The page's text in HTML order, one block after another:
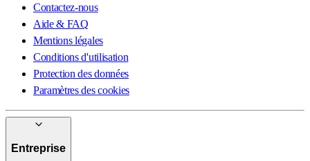
Contactez-nous
Aide & FAQ
Mentions légales
Conditions d'utilisation
Protection des données
Paramètres des cookies
Entreprise